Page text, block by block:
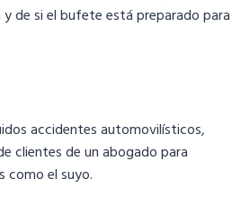
de si el bufete está preparado para
accidentes automovilísticos,
clientes de un abogado para
como el suyo.